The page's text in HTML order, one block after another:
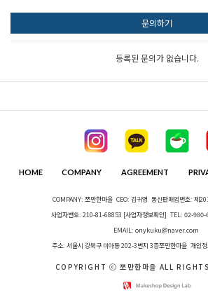
문의하기
등록된 문의가 없습니다.
HOME COMPANY AGREEMENT
COMPANY: 쪼만한마을 CEO: 김귀영 통신판매업번호: 제
사업자번호: 210-81-68853 [사업자정보확인] TEL: 02-
EMAIL: onykuku@naver.com
주소: 서울시 강북구 미아동 202-3번지 3층쪼만한마을 개인
COPYRIGHT ⓒ 쪼만한마을 ALL